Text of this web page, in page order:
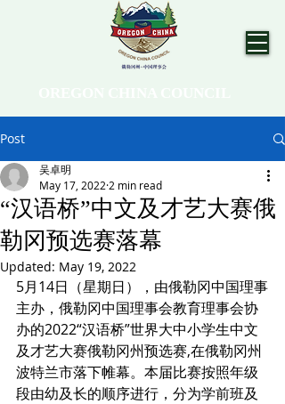
Post
“汉语桥”中文及才艺大赛俄
勒冈预选赛落幕
吴卓明
May 17, 2022 2 min read
Updated: May 19, 2022
5月14日（星期日），由俄勒冈中国理事
主办，俄勒冈中国理事会教育理事会协
办的2022“汉语桥”世界大中小学生中文
及才艺大赛俄勒冈州预选赛,在俄勒冈州
波特兰市落下帷幕。本届比赛按照年级
段由幼及长的顺序进行，分为学前班及